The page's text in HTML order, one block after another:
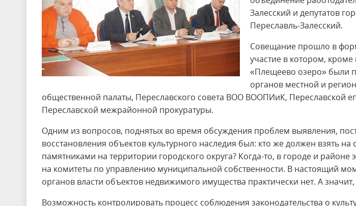
Залесский и депутатов
Переславль-Залесский.
Совещание прошло в
участие в котором,
«Плещеево озеро» были
органов местной и
общественной палаты, Переславского совета ВОО ВООПИиК, Переславской
Переславской межрайонной прокуратуры.
Одним из вопросов, поднятых во время обсуждения проблем выявления,
восстановления объектов культурного наследия был: кто же должен взять на
памятниками на территории городского округа? Когда-то, в городе и
на комитеты по управлению муниципальной собственности. В настоящий
органов власти объектов недвижимого имущества практически нет. А значит,
Возможность контролировать процесс соблюдения законодательства о